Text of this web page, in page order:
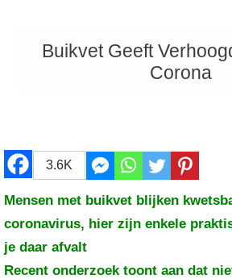
Buikvet Geeft
Corona
3.6K
Mensen met buikvet blijken
coronavirus, hier zijn enkele
je daar afvalt
Recent onderzoek toont aan dat